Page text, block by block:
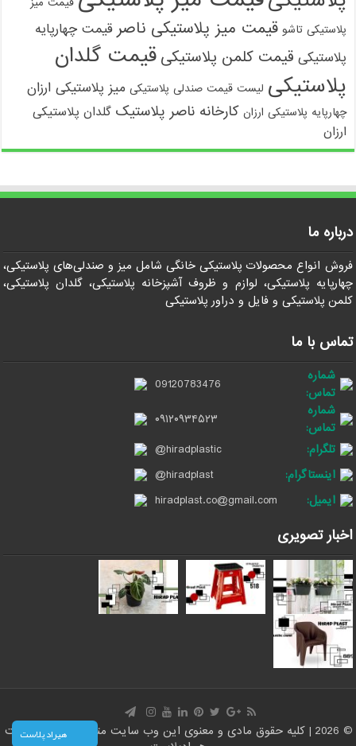
پلاستیکی تاشو قیمت میز پلاستیکی ناصر قیمت چهارپایه
پلاستیکی قیمت کلمن پلاستیکی قیمت گلدان
پلاستیکی لیست قیمت صندلی پلاستیکی میز پلاستیکی ارزان
چهارپایه پلاستیکی ارزان کارخانه ناصر پلاستیک گلدان پلاستیکی
ارزان
درباره ما
فروش انواع محصولات پلاستیکی خانگی شامل میز و صندلی‌های پلاستیکی،
چهارپایه پلاستیکی، لوازم و ظروف آشپزخانه پلاستیکی، گلدان پلاستیکی،
کلمن پلاستیکی و فایل و دراور پلاستیکی
تماس با ما
شماره
تماس:
09120783476
شماره
تماس:
۰۹۱۲۰۹۳۴۵۲۳
تلگرام:
@hiradplastic
اینستاگرام:
@hiradplast
ایمیل:
hiradplast.co@gmail.com
اخبار تصویری
© 2026 | کلیه حقوق مادی و معنوی این وب سایت متعلق است به سایت
هیراد پلاست